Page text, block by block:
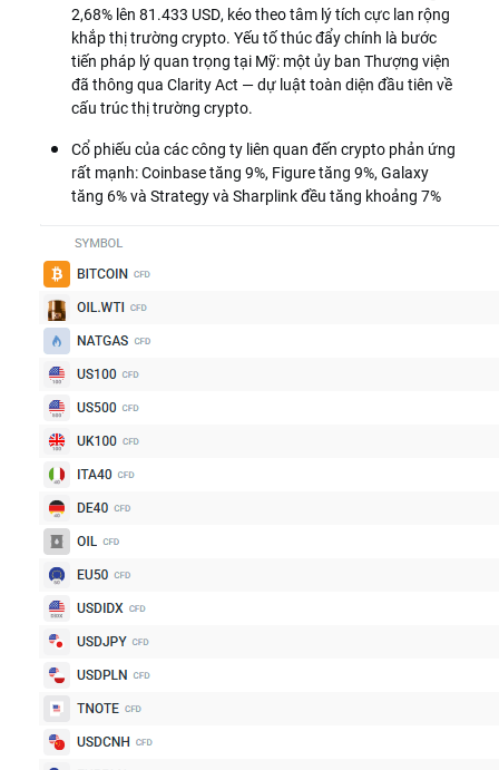
2,68% lên 81.433 USD, kéo theo tâm lý tích cực lan rộng
khắp thị trường crypto. Yếu tố thúc đẩy chính là bước
tiến pháp lý quan trọng tại Mỹ: một ủy ban Thượng viện
đã thông qua Clarity Act — dự luật toàn diện đầu tiên về
cấu trúc thị trường crypto.
Cổ phiếu của các công ty liên quan đến crypto phản ứng
rất mạnh:Coinbase tăng 9%, Figure tăng 9%, Galaxy
tăng 6% và Strategy và Sharplink đều tăng khoảng 7%